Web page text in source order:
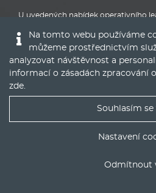
U uvedených nabídek operativního
vozidel a ceny se mohou lišit dle
který operativní leasing nabízí.
charakter.
Pro přesné informace a podmínky
partnera značky nebo poskytovatele
Audi
Na tomto webu používáme
můžeme prostřednictvím
analyzovat návštěvnost a
informací o zásadách zpracování
zde.
Souhlasím se
Nastavení
Odmítnout
Nejlepší nabídky